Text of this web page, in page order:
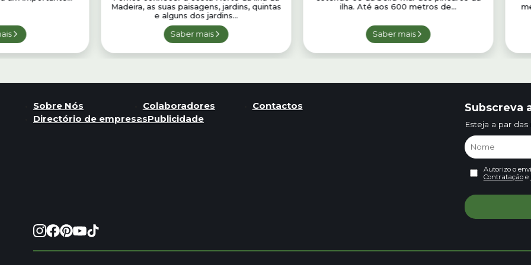
Madeira, as suas paisagens, jardins, quintas
e alguns dos jardins...
Saber mais
ilha. Até aos 600 metros de...
Saber mais
Sobre Nós Colaboradores
Contactos
Directório de empresasPublicidade
Subscreva
Esteja a par
Autorizo o
Contrataçãoe